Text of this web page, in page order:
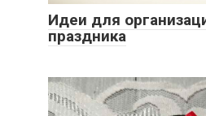
Идеи для
праздника